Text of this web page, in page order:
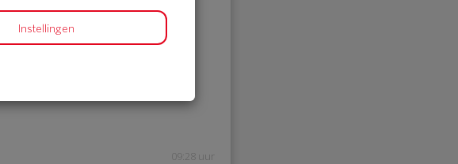
09:28 uur
Instellingen